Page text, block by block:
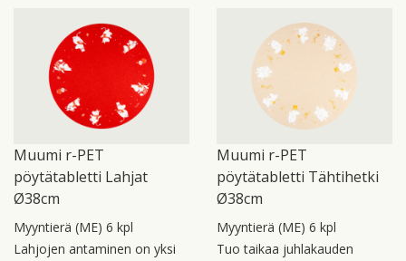
Muumi r-PET
pöytätabletti Lahjat
Ø38cm
Myyntierä (ME) 6 kpl
Lahjojen antaminen on yksi
Muumi r-PET
pöytätabletti Tähtihetki
Ø38cm
Myyntierä (ME) 6 kpl
Tuo taikaa juhlakauden